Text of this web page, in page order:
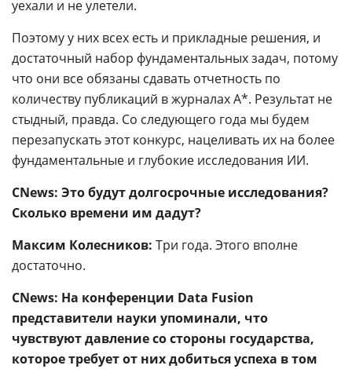
уехали и не улетели.
Поэтому у них всех есть и прикладные решения, и
достаточный набор фундаментальных задач, потому
что они все обязаны сдавать отчетность по
количеству публикаций в журналах А*. Результат не
стыдный, правда. Со следующего года мы будем
перезапускать этот конкурс, нацеливать их на более
фундаментальные и глубокие исследования ИИ.
CNews: Это будут долгосрочные исследования?
Сколько времени им дадут?
Максим Колесников: Три года. Этого вполне
достаточно.
CNews: На конференции Data Fusion
представители науки упоминали, что
чувствуют давление со стороны государства,
которое требует от них добиться успеха в том